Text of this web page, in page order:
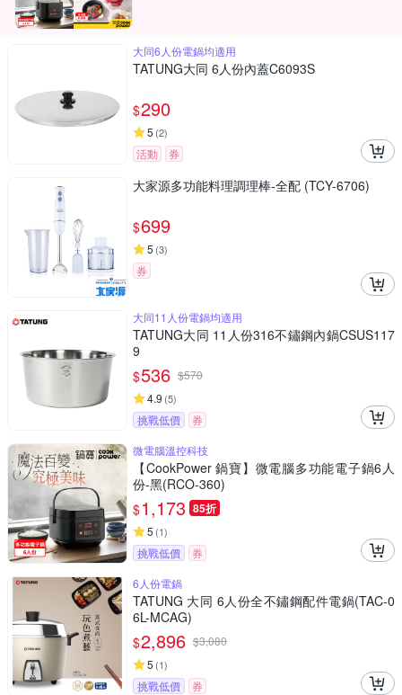
大同6人份電鍋均適用
TATUNG大同 6人份內蓋C6093S
$290
5 (2)
活動 券
大家源多功能料理調理棒-全配 (TCY-6706)
$699
5 (3)
券
大同11人份電鍋均適用
TATUNG大同 11人份316不鏽鋼內鍋CSUS117
9
$536 $570
4.9 (5)
挑戰低價
券
微電腦溫控科技
【CookPower 鍋寶】微電腦多功能電子鍋6人
份-黑(RCO-360)
$1,173 85折
5 (1)
挑戰低價
券
6人份電鍋
TATUNG 大同 6人份全不鏽鋼配件電鍋(TAC-0
6L-MCAG)
$2,896 $3,080
5 (1)
挑戰低價 券